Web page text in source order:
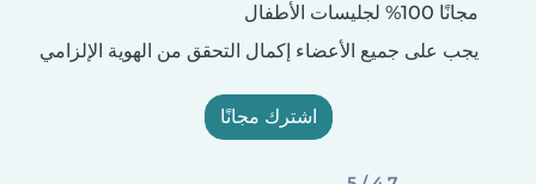
مجانًا 100% لجليسات الأطفال
يجب على جميع الأعضاء إكمال التحقق من الهوية الإلزامي
اشترك مجانًا